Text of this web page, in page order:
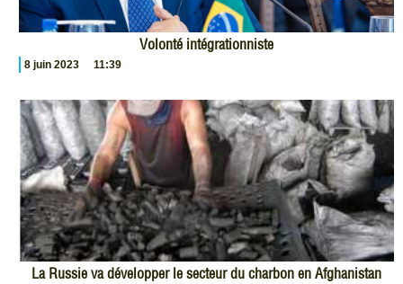
Volonté intégrationniste
8 juin 2023 11:39
La Russie va développer le secteur du charbon en Afghanistan